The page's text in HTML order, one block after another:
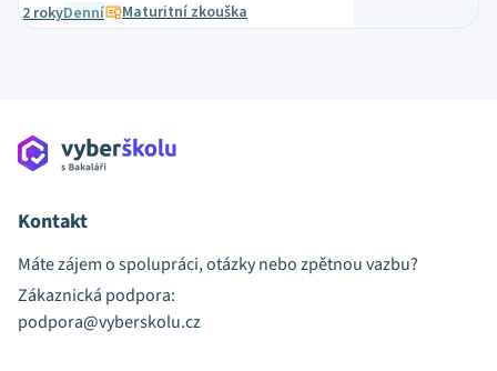
2 rokyDenní Maturitní zkouška
Kontakt
Máte zájem o spolupráci, otázky nebo zpětnou vazbu?
Zákaznická podpora:
podpora@vyberskolu.cz